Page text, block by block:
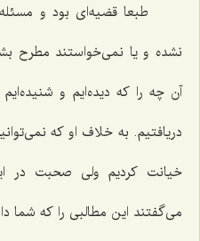
طبعا قضیه‌ای بود و
نشده و یا نمی‌خواستند مطرح
آن چه را که دیده‌ایم و شنیده‌ایم
دریافتیم. به خلاف او که
خیانت کردیم ولی صحبت در
می‌گفتند این مطالبی را که شما